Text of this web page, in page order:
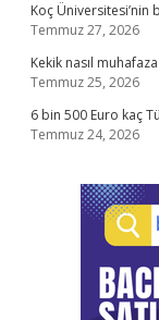
Koç Üniversitesi’nin
Temmuz 27, 2026
Kekik nasıl
Temmuz 25, 2026
6 bin 500 Euro kaç
Temmuz 24, 2026